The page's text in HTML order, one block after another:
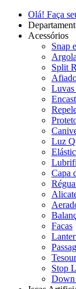
Olá! Faça
Acessórios
Snap
Split
Luvas
Luz
Capa
Facas
Stop
Down